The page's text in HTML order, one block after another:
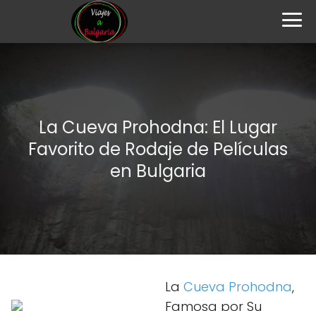
La Cueva Prohodna: El Lugar
Favorito de Rodaje de Películas
en Bulgaria
La Cueva Prohodna,
Famosa por Su